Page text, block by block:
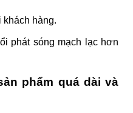
hàng.
phát sóng mạch lạc hơn
phẩm quá dài và